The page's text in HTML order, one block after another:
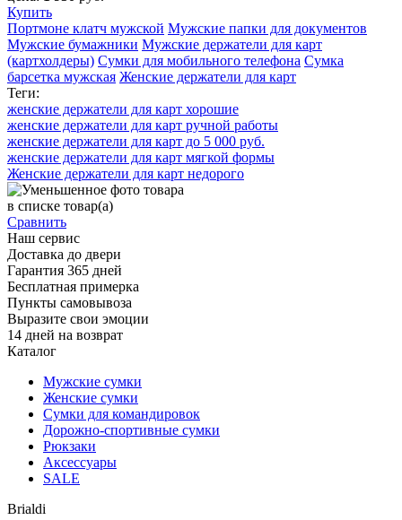
Купить
Портмоне клатч мужской Мужские папки для документов
Мужские бумажники Мужские держатели для карт
(картхолдеры) Сумки для мобильного телефона Сумка
барсетка мужская Женские держатели для карт
Теги:
женские держатели для карт хорошие
женские держатели для карт ручной работы
женские держатели для карт до 5 000 руб.
женские держатели для карт мягкой формы
Женские держатели для карт недорого
в списке товар(а)
Сравнить
Наш сервис
Доставка до двери
Гарантия 365 дней
Бесплатная примерка
Пункты самовывоза
Выразите свои эмоции
14 дней на возврат
Каталог
Мужские сумки
Женские сумки
Сумки для командировок
Дорожно-спортивные сумки
Рюкзаки
Аксессуары
SALE
Brialdi